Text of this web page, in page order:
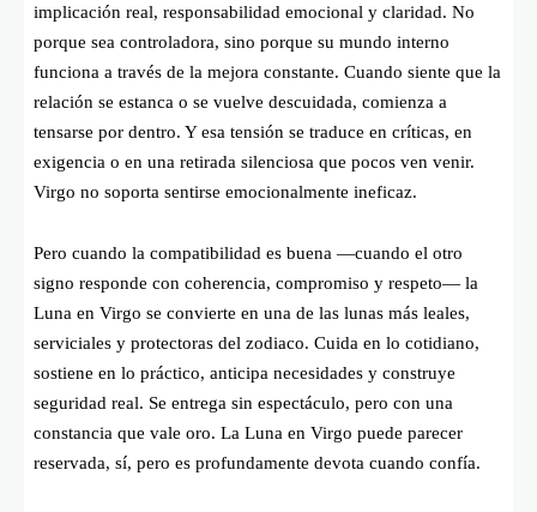
implicación real, responsabilidad emocional y claridad. No
porque sea controladora, sino porque su mundo interno
funciona a través de la mejora constante. Cuando siente que la
relación se estanca o se vuelve descuidada, comienza a
tensarse por dentro. Y esa tensión se traduce en críticas, en
exigencia o en una retirada silenciosa que pocos ven venir.
Virgo no soporta sentirse emocionalmente ineficaz.
Pero cuando la compatibilidad es buena —cuando el otro
signo responde con coherencia, compromiso y respeto— la
Luna en Virgo se convierte en una de las lunas más leales,
serviciales y protectoras del zodiaco. Cuida en lo cotidiano,
sostiene en lo práctico, anticipa necesidades y construye
seguridad real. Se entrega sin espectáculo, pero con una
constancia que vale oro. La Luna en Virgo puede parecer
reservada, sí, pero es profundamente devota cuando confía.